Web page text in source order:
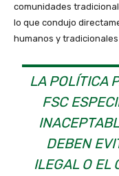
comunidades
lo que condujo
humanos y
LA POLÍTICA
FSC
DEBEN
ILEGAL O EL